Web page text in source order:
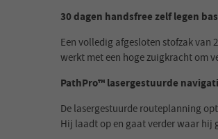
30 dagen handsfree zelf legen
Een volledig afgesloten stofzak
werkt met een hoge zuigkracht om
PathPro™ lasergestuurde
De lasergestuurde routeplanning
Hij laadt op en gaat verder waar hij